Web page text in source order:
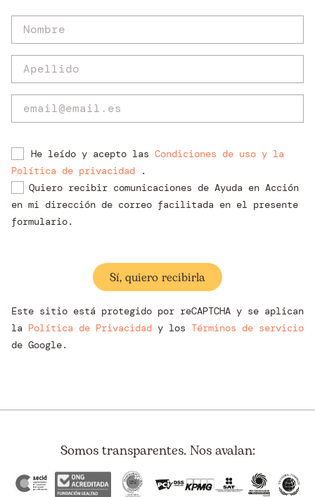
He leído y acepto las Condiciones de uso y la
Política de privacidad
.
Quiero recibir comunicaciones de Ayuda en Acción
en mi dirección de correo facilitada en el presente
formulario.
Este sitio está protegido por reCAPTCHA y se aplican
la Política de Privacidad y los Términos de servicio
de Google.
Somos transparentes. Nos avalan: